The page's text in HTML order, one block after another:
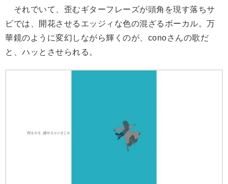
それでいて、歪むギターフレーズが頭角を現す落ちサ
ビでは、開花させるエッジィな色の混ざるボーカル。万
華鏡のように変幻しながら輝くのが、conoさんの歌だ
と、ハッとさせられる。